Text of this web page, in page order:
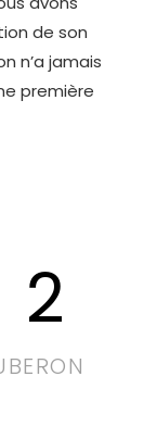
de son
n’a jamais
première
2